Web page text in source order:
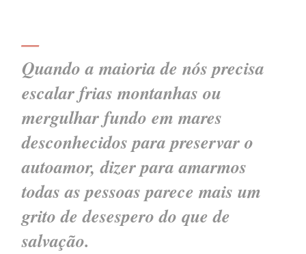
—
Quando a maioria de nós precisa
escalar frias montanhas ou
mergulhar fundo em mares
desconhecidos para preservar o
autoamor, dizer para amarmos
todas as pessoas parece mais um
grito de desespero do que de
salvação.